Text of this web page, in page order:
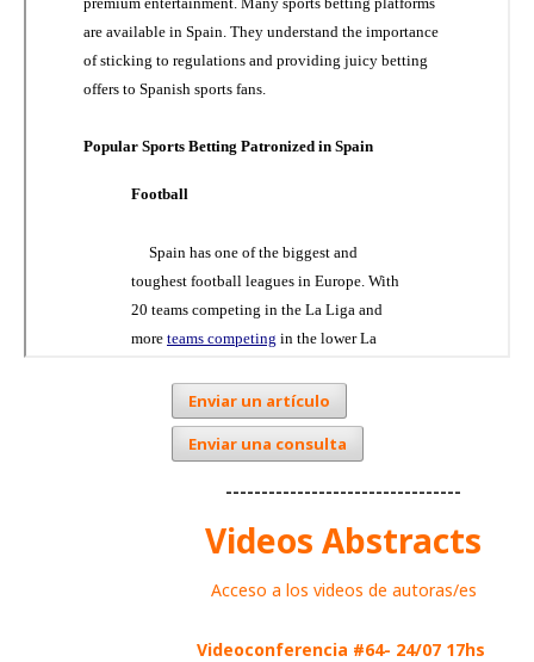
Enviar un artículo
Enviar una consulta
---------------------------------
Videos Abstracts
Acceso a los videos de autoras/es
Videoconferencia #64- 24/07 17hs